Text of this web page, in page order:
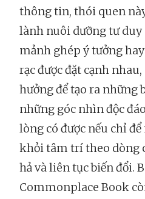
thông tin, thói quen
lành nuôi dưỡng tư
mảnh ghép ý tưởng
rạc được đặt cạnh
hưởng để tạo ra những
những góc nhìn độc
lòng có được nếu chỉ
khỏi tâm trí theo dòng
hả và liên tục biến đổi.
Commonplace Book